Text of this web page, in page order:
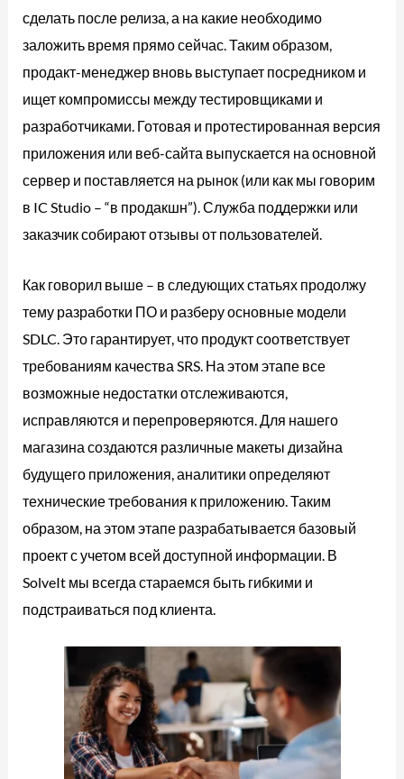
сделать после релиза, а на какие необходимо
заложить время прямо сейчас. Таким образом,
продакт-менеджер вновь выступает посредником и
ищет компромиссы между тестировщиками и
разработчиками. Готовая и протестированная версия
приложения или веб-сайта выпускается на основной
сервер и поставляется на рынок (или как мы говорим
в IC Studio – “в продакшн”). Служба поддержки или
заказчик собирают отзывы от пользователей.
Как говорил выше – в следующих статьях продолжу
тему разработки ПО и разберу основные модели
SDLC. Это гарантирует, что продукт соответствует
требованиям качества SRS. На этом этапе все
возможные недостатки отслеживаются,
исправляются и перепроверяются. Для нашего
магазина создаются различные макеты дизайна
будущего приложения, аналитики определяют
технические требования к приложению. Таким
образом, на этом этапе разрабатывается базовый
проект с учетом всей доступной информации. В
SolveIt мы всегда стараемся быть гибкими и
подстраиваться под клиента.